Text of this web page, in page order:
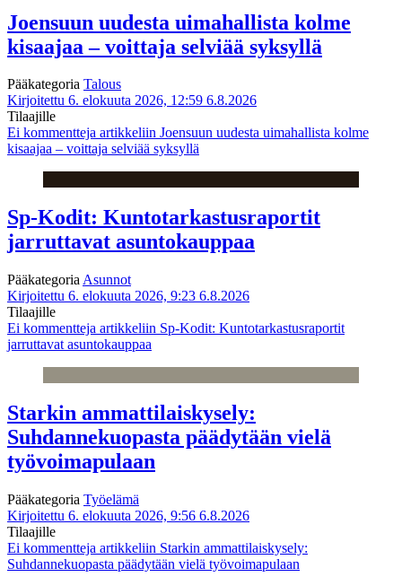
Joensuun uudesta uimahallista kolme
kisaajaa – voittaja selviää syksyllä
Pääkategoria Talous
Kirjoitettu 6. elokuuta 2026, 12:59 6.8.2026
Tilaajille
Ei kommentteja artikkeliin Joensuun uudesta uimahallista kolme
kisaajaa – voittaja selviää syksyllä
Sp-Kodit: Kuntotarkastusraportit
jarruttavat asuntokauppaa
Pääkategoria Asunnot
Kirjoitettu 6. elokuuta 2026, 9:23 6.8.2026
Tilaajille
Ei kommentteja artikkeliin Sp-Kodit: Kuntotarkastusraportit
jarruttavat asuntokauppaa
Starkin ammattilaiskysely:
Suhdannekuopasta päädytään vielä
työvoimapulaan
Pääkategoria Työelämä
Kirjoitettu 6. elokuuta 2026, 9:56 6.8.2026
Tilaajille
Ei kommentteja artikkeliin Starkin ammattilaiskysely:
Suhdannekuopasta päädytään vielä työvoimapulaan